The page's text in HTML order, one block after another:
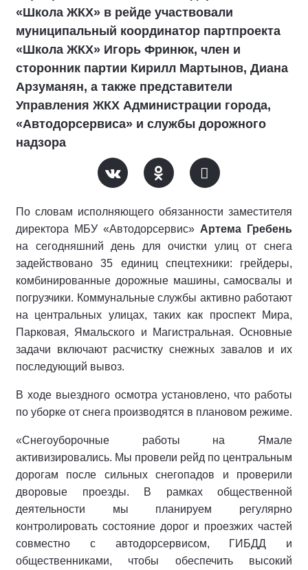
«Школа ЖКХ» в рейде участвовали
муниципальный координатор партпроекта
«Школа ЖКХ» Игорь Фринюк, член и
сторонник партии Кирилл Мартынов, Диана
Арзуманян, а также представители
Управления ЖКХ Администрации города,
«Автодорсервиса» и службы дорожного
надзора
По словам исполняющего обязанности заместителя
директора МБУ «Автодорсервис» Артема Гребень
на сегодняшний день для очистки улиц от снега
задействовано 35 единиц спецтехники: грейдеры,
комбинированные дорожные машины, самосвалы и
погрузчики. Коммунальные службы активно работают
на центральных улицах, таких как проспект Мира,
Парковая, Ямальского и Магистральная. Основные
задачи включают расчистку снежных завалов и их
последующий вывоз.
В ходе выездного осмотра установлено, что работы
по уборке от снега производятся в плановом режиме.
«Снегоуборочные работы на Ямале
активизировались. Мы провели рейд по центральным
дорогам после сильных снегопадов и проверили
дворовые проезды. В рамках общественной
деятельности мы планируем регулярно
контролировать состояние дорог и проезжих частей
совместно с автодорсервисом, ГИБДД и
общественниками, чтобы обеспечить высокий